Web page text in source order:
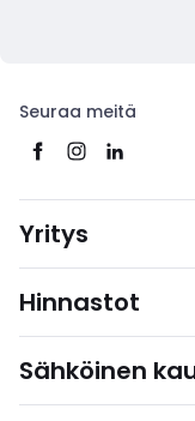
Seuraa meitä
Yritys
Hinnastot
Sähköinen